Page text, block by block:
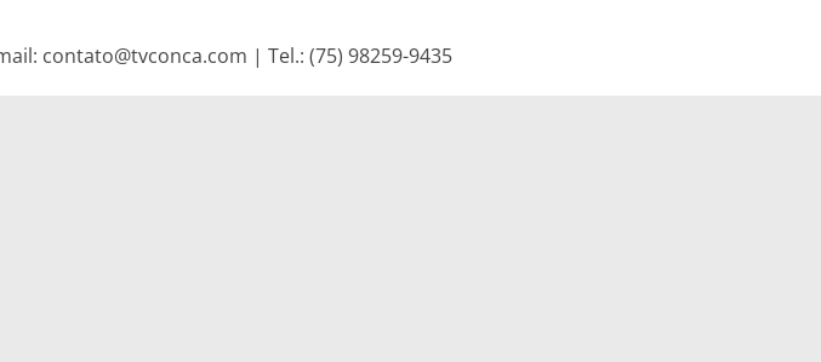
contato@tvconca.com | Tel.: (75) 98259-9435